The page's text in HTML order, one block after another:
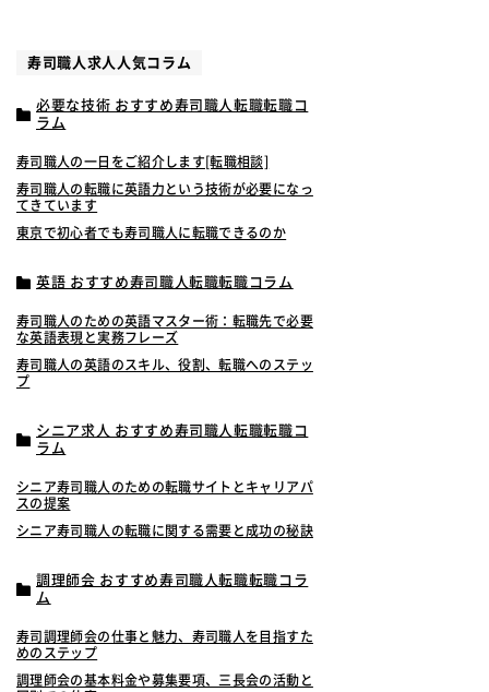
寿司職人求人人気コラム
必要な技術 おすすめ寿司職人転職転職コ
ラム
寿司職人の一日をご紹介します[転職相談]
寿司職人の転職に英語力という技術が必要になっ
てきています
東京で初心者でも寿司職人に転職できるのか
英語 おすすめ寿司職人転職転職コラム
寿司職人のための英語マスター術：転職先で必要
な英語表現と実務フレーズ
寿司職人の英語のスキル、役割、転職へのステッ
プ
シニア求人 おすすめ寿司職人転職転職コ
ラム
シニア寿司職人のための転職サイトとキャリアパ
スの提案
シニア寿司職人の転職に関する需要と成功の秘訣
調理師会 おすすめ寿司職人転職転職コラ
ム
寿司調理師会の仕事と魅力、寿司職人を目指すた
めのステップ
調理師会の基本料金や募集要項、三長会の活動と